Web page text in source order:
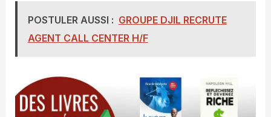
POSTULER AUSSI : GROUPE DJIL RECRUTE
AGENT CALL CENTER H/F